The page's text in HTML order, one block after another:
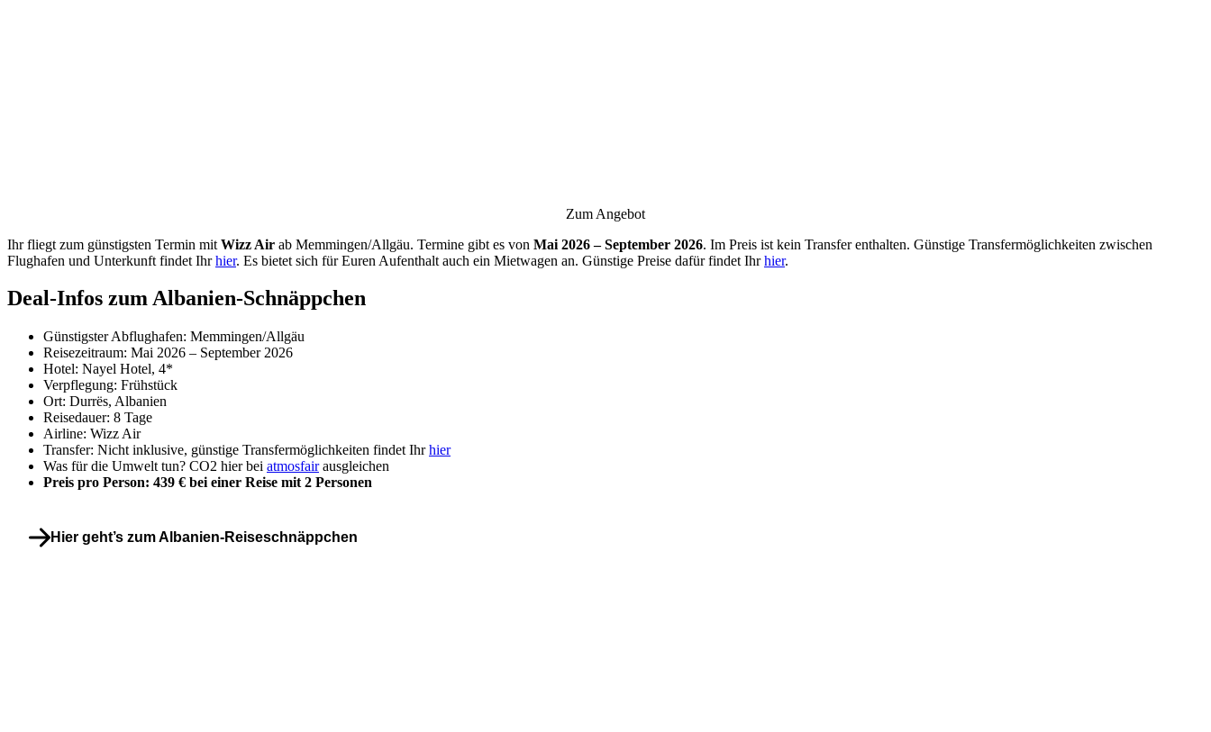
Zum Angebot
Ihr fliegt zum günstigsten Termin mit Wizz Air ab Memmingen/Allgäu. Termine gibt es von Mai 2026 – September 2026. Im Preis ist kein Transfer enthalten. Günstige Transfermöglichkeiten zwischen
Flughafen und Unterkunft findet Ihrhier. Es bietet sich für Euren Aufenthalt auch ein Mietwagen an. Günstige Preise dafür findet Ihrhier.
Deal-Infos zum Albanien-Schnäppchen
Günstigster Abflughafen: Memmingen/Allgäu
Reisezeitraum: Mai 2026 – September 2026
Hotel: Nayel Hotel, 4*
Verpflegung: Frühstück
Ort: Durrës, Albanien
Reisedauer: 8 Tage
Airline: Wizz Air
Transfer: Nicht inklusive, günstige Transfermöglichkeiten findet Ihrhier
Was für die Umwelt tun? CO2 hier bei atmosfairausgleichen
Preis pro Person: 439 € bei einer Reise mit 2 Personen
Hier geht’s zum Albanien-Reiseschnäppchen